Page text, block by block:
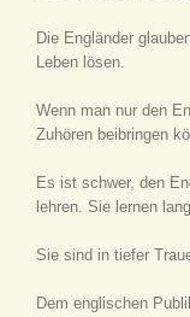
Die Engländer
Leben lösen.
Wenn man nur den
Zuhören beibringen
Es ist schwer, den
lehren. Sie lernen
Sie sind in tiefer
Dem englischen